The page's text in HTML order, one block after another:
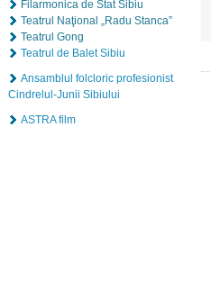
Filarmonica de Stat Sibiu
Teatrul Naţional „Radu Stanca”
Teatrul Gong
Teatrul de Balet Sibiu
Ansamblul folcloric profesionist
Cindrelul-Junii Sibiului
ASTRA film